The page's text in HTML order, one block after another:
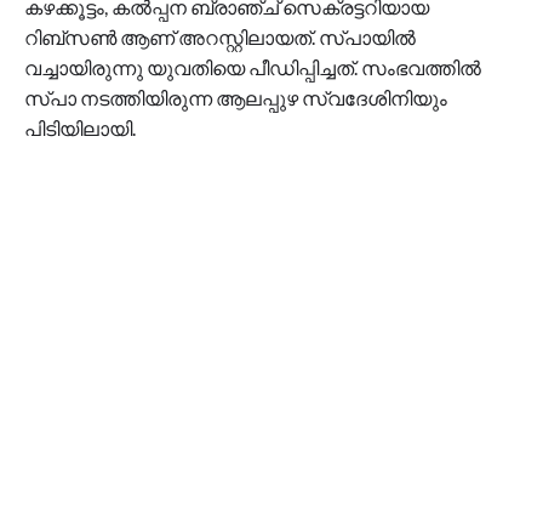
കഴക്കൂട്ടം, കൽപ്പന ബ്രാഞ്ച് സെക്രട്ടറിയായ
റിബ്സൺ ആണ് അറസ്റ്റിലായത്. സ്പായിൽ
വച്ചായിരുന്നു യുവതിയെ പീഡിപ്പിച്ചത്. സംഭവത്തിൽ
സ്പാ നടത്തിയിരുന്ന ആലപ്പുഴ സ്വദേശിനിയും
പിടിയിലായി.